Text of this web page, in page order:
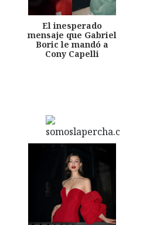
El inesperado
mensaje que Gabriel
Boric le mandó a
Cony Capelli